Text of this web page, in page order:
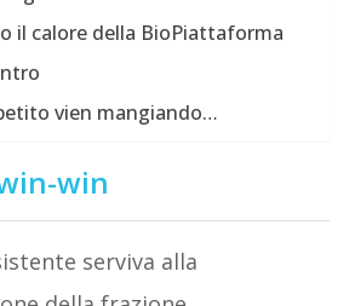
il calore della BioPiattaforma
vien mangiando…
win
serviva alla